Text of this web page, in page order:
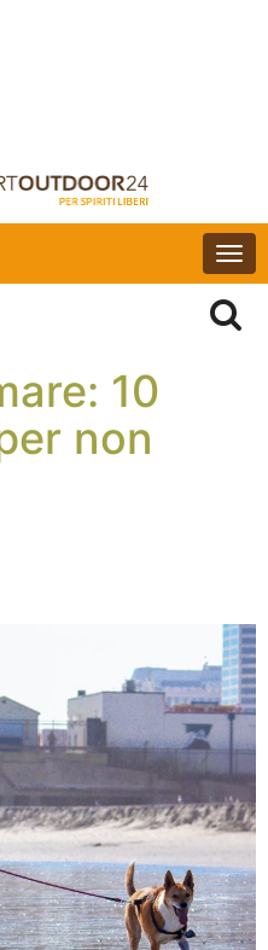
10
non